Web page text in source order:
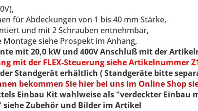
für Abdeckungen von 1 bis 40 mm Stärke,
und mit 2 Schrauben entnehmbar,
siehe Prospekt im Anhang,
mit 20,0 kW und 400V Anschluß mit der
mit der FLEX-Steuerung siehe Artikelnummer
Standgerät erhältlich ( Standgeräte bitte
bekommen Sie hier bei uns im Online Shop
Einbau Kit wahlweise als "verdeckter Einbau
siehe Zubehör und Bilder im Artikel